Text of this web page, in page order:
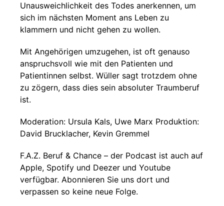
Unausweichlichkeit des Todes anerkennen, um
sich im nächsten Moment ans Leben zu
klammern und nicht gehen zu wollen.
Mit Angehörigen umzugehen, ist oft genauso
anspruchsvoll wie mit den Patienten und
Patientinnen selbst. Wüller sagt trotzdem ohne
zu zögern, dass dies sein absoluter Traumberuf
ist.
Moderation: Ursula Kals, Uwe Marx Produktion:
David Brucklacher, Kevin Gremmel
F.A.Z. Beruf & Chance – der Podcast ist auch auf
Apple, Spotify und Deezer und Youtube
verfügbar. Abonnieren Sie uns dort und
verpassen so keine neue Folge.